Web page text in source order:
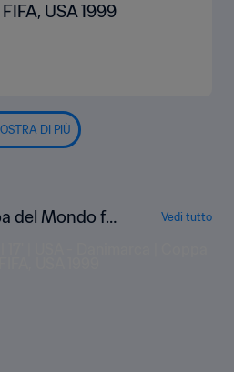
USA 1999
DI PIÙ
del Mondo fe
Vedi tutto